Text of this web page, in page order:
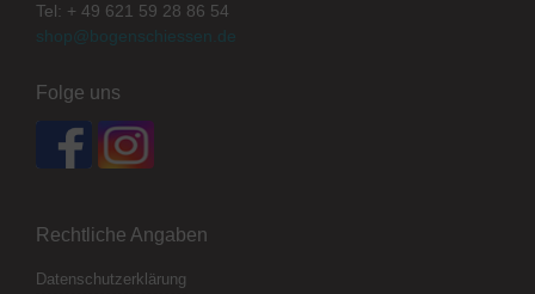
Tel: + 49 621 59 28 86 54
shop@bogenschiessen.de
Folge uns
Rechtliche Angaben
Datenschutzerklärung